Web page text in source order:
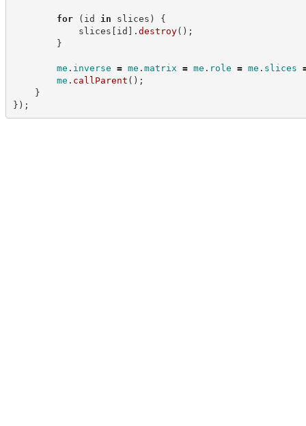
for ( id in slices )
{
slices [ id ] . destroy( ) ;
}
me . inverse = me . matrix = me . role = me . slices
me . callParent ( ) ;
}
} ) ;